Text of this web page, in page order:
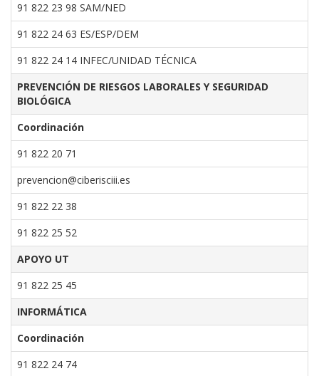
91 822 23 98 SAM/NED
91 822 24 63 ES/ESP/DEM
91 822 24 14 INFEC/UNIDAD TÉCNICA
PREVENCIÓN DE RIESGOS LABORALES Y SEGURIDAD
BIOLÓGICA
Coordinación
91 822 20 71
prevencion@ciberisciii.es
91 822 22 38
91 822 25 52
APOYO UT
91 822 25 45
INFORMÁTICA
Coordinación
91 822 24 74